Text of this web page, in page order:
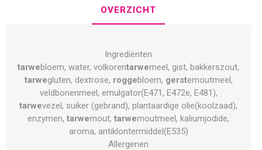
OVERZICHT
Ingrediënten
tarwebloem, water, volkorentarwemeel, gist, bakkerszout,
tarwegluten, dextrose, roggebloem, gerstemoutmeel,
veldbonenmeel, emulgator(E471, E472e, E481),
tarwevezel, suiker (gebrand), plantaardige olie(koolzaad),
enzymen,tarwemout,tarwemoutmeel, kaliumjodide,
aroma, antiklontermiddel(E535)
Allergenen